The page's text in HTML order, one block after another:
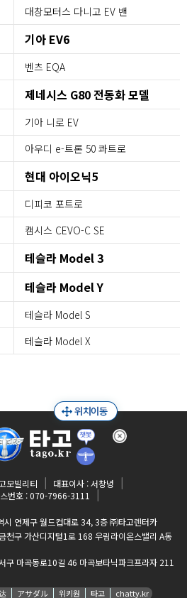
대창모터스 다니고 EV 밴
기아 EV6
벤츠 EQA
제네시스 G80 전동화 모델
기아 니로 EV
아우디 e-트론 50 콰트로
현대 아이오닉5
디피코 포트로
캠시스 CEVO-C SE
테슬라 Model 3
테슬라 Model Y
테슬라 Model S
테슬라 Model X
모빌리티
대표이사 : 서창녕
번호 : 070-7966-3111
연제구 월드컵대로 34, 3층 ㈜타고렌터카
천구 가산디지털1로 168 우림라이온스밸리 A동
구 마곡동로10길 46 마곡보타닉파크프라자 211
アサダル 위키원 타고 chatty.kr